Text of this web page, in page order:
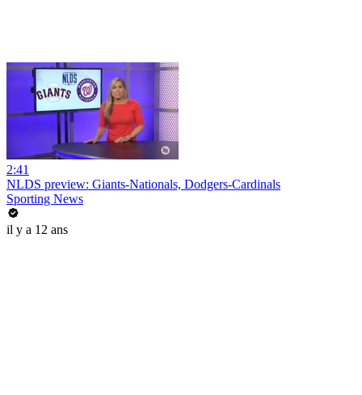
2:41
NLDS preview: Giants-Nationals, Dodgers-Cardinals
Sporting News
il y a 12 ans